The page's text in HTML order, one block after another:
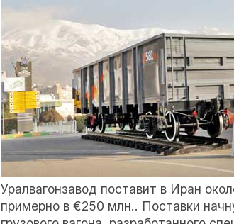
Уралвагонзавод поставит в Иран
примерно в €250 млн.. Поставки